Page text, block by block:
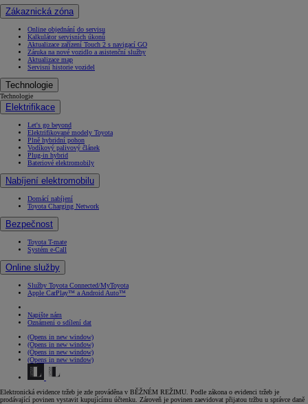
Zákaznická zóna
Online objednání do servisu
Kalkulátor servisních úkonů
Aktualizace zařízení Touch 2 s navigací GO
Záruka na nové vozidlo a asistenční služby
Aktualizace map
Servisní historie vozidel
Technologie
Technologie
Elektrifikace
Let's go beyond
Elektrifikované modely Toyota
Plně hybridní pohon
Vodíkový palivový článek
Plug-in hybrid
Bateriové elektromobily
Nabíjení elektromobilu
Domácí nabíjení
Toyota Charging Network
Bezpečnost
Toyota T-mate
Systém e-Call
Online služby
Služby Toyota Connected/MyToyota
Apple CarPlay™ a Android Auto™
Napište nám
Oznámení o sdílení dat
(Opens in new window)
(Opens in new window)
(Opens in new window)
(Opens in new window)
Elektronická evidence tržeb je zde prováděna v BĚŽNÉM REŽIMU. Podle zákona o evidenci tržeb je
prodávající povinen vystavit kupujícímu účtenku. Zároveň je povinen zaevidovat přijatou tržbu u správce daně